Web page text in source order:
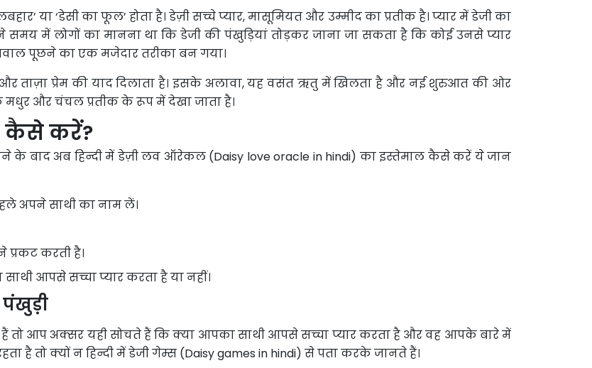
या ‘डेसी का फूल’ होता है। डेज़ी सच्चे प्यार, मासूमियत और उम्मीद का प्रतीक है। प्यार में डेजी का
समय में लोगों का मानना ​​था कि डेजी की पंखुड़ियां तोड़कर जाना जा सकता है कि कोई उनसे प्यार
पूछने का एक मजेदार तरीका बन गया।
ताज़ा प्रेम की याद दिलाता है। इसके अलावा, यह वसंत ऋतु में खिलता है और नई शुरुआत की ओर
और चंचल प्रतीक के रूप में देखा जाता है।
कैसे करें?
के बाद अब हिन्दी में डेज़ी लव ऑरेकल (Daisy love oracle in hindi) का इस्तेमाल कैसे करें ये जान
अपने साथी का नाम लें।
करती है।
आपसे सच्चा प्यार करता है या नहीं।
तो आप अक्सर यही सोचते हैं कि क्या आपका साथी आपसे सच्चा प्यार करता है और वह आपके बारे में
है तो क्यों न हिन्दी में डेजी गेम्स (Daisy games in hindi) से पता करके जानते हैं।